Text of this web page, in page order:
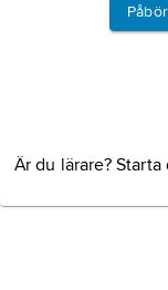
Är du lärare?